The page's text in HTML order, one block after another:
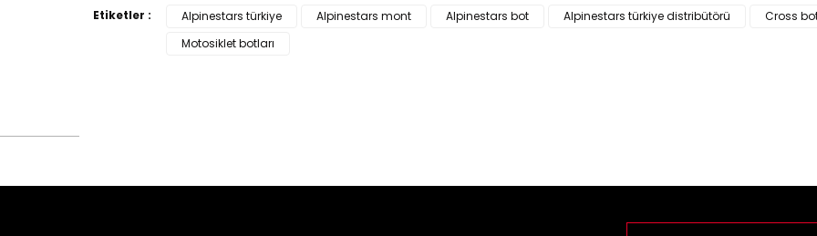
Bu ürüne ilk yorumu siz
tarafımıza iletebilirsiniz.
Görüş ve önerileriniz için teşekkür ederiz.
Etiketler : Alpinestars türkiye Alpinestars mont Alpinestars bot Alpinestars türkiye distribütörü Cross
Motosiklet botları